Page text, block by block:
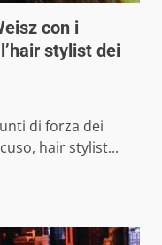
con i
stylist dei
di forza dei
hair stylist...